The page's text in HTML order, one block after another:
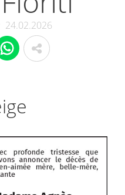
24.02.2026